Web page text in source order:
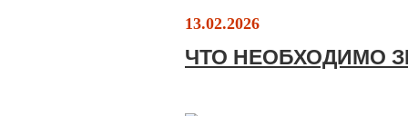
13.02.2026
ЧТО НЕОБХОДИМО